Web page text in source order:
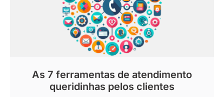
As 7 ferramentas de atendimento
queridinhas pelos clientes